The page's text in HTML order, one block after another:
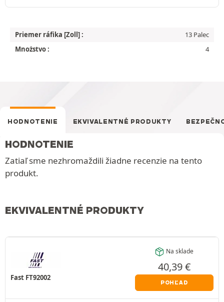
Priemer ráfika [Zoll] :
13 Palec
Mnożstvo :
4
HODNOTENIE EKVIVALENTNÉ PRODUKTY
HODNOTENIE
Zatiaľ sme nezhromaždili žiadne recenzie na tento
produkt.
EKVIVALENTNÉ PRODUKTY
Fast FT92002
Na sklade
40,39€
POHĽAD